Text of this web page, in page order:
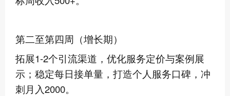
第二至第四周（增长期）
拓展1-2个引流渠道，优化服务定价与案例展
示；稳定每日接单量，打造个人服务口碑，冲
刺月入2000。